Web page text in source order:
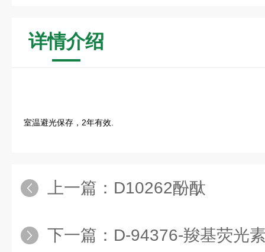
详情介绍
室温避光保存，2年有效.
上一篇： D10262酚酞
下一篇： D-94376-羧基荧光